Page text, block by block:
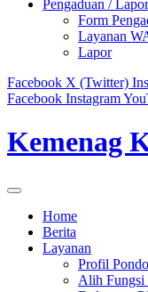
Pengaduan / Lapor
Form
Layanan
Lapor
Facebook X (Twitter)
Facebook Instagram
Kemenag
Home
Berita
Layanan
Profil
Alih Fungsi